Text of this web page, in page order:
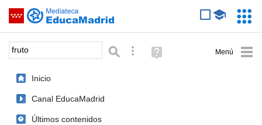
Saltar navegación
Palabra o frase: Búsqueda avanzada
Ayuda
(en
Inicio
Canal EducaMadrid
Últimos contenidos